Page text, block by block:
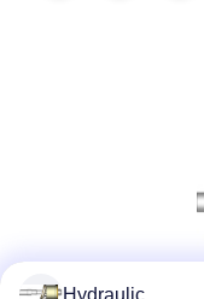
Hydraulic